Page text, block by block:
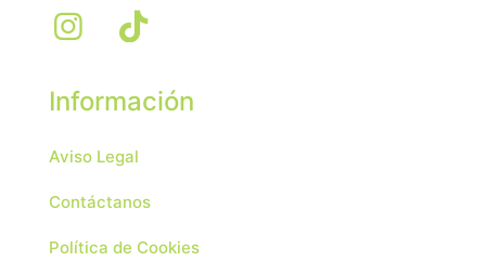
Información
Aviso Legal
Contáctanos
Política de Cookies